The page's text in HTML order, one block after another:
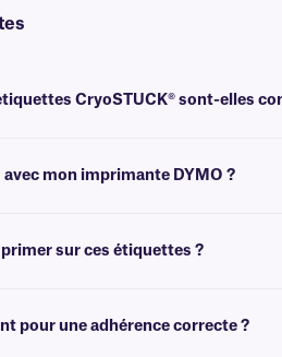
CryoSTUCK® sont-elles
mon imprimante DYMO ?
sur ces étiquettes ?
pour une adhérence correcte ?